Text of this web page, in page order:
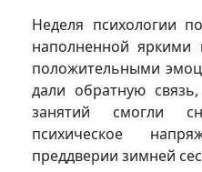
Неделя психологии
наполненной яркими
положительными
дали обратную
занятий смогли
психическое
преддверии зимней